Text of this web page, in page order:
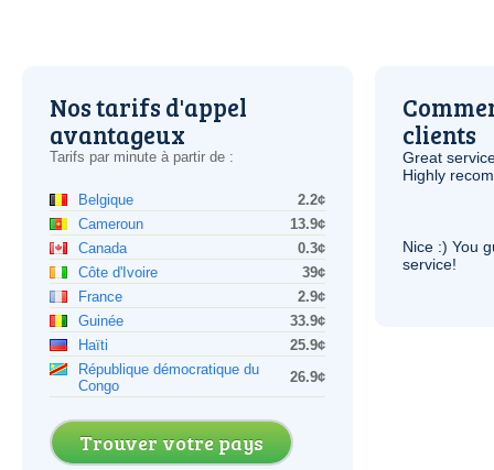
Nos tarifs d'appel
avantageux
Tarifs par minute à partir de :
Belgique
2.2¢
Cameroun
13.9¢
Canada
0.3¢
Côte d'Ivoire
39¢
France
2.9¢
Guinée
33.9¢
Haïti
25.9¢
République démocratique du
Congo
26.9¢
Trouver votre pays
clients
Great
Highly
Nice :) You
service!